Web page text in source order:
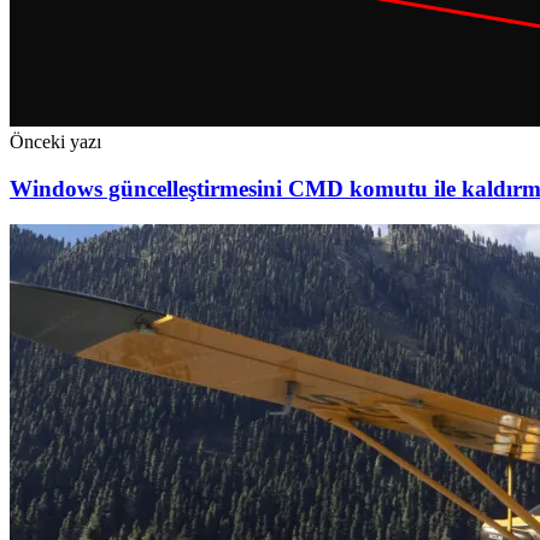
Önceki yazı
Windows güncelleştirmesini CMD komutu ile